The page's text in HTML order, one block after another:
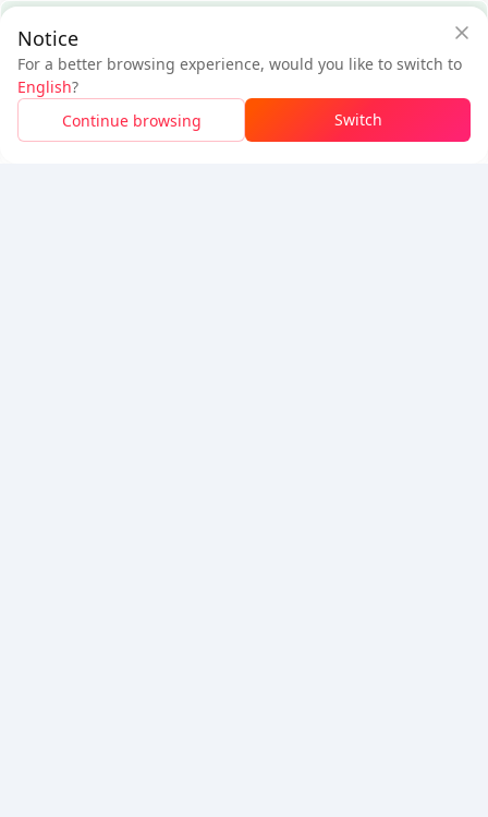
$21.32
Pengguna Baru:
$22.86
Masuk Untuk Klaim Diskon
Notice
For a better browsing experience, would you like to switch to
English?
Continue browsing
Switch
Ikuti Kami
5% OFF5% OFF